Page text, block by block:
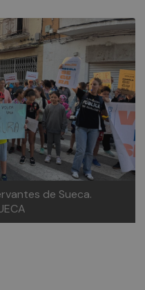
de Sueca.